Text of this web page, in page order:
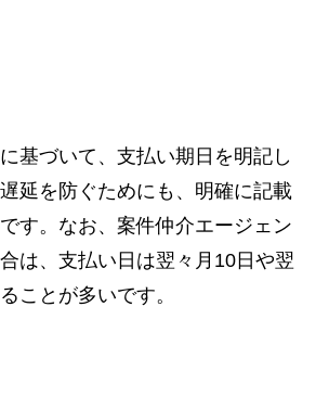
基づいて、支払い期日を明記し
延を防ぐためにも、明確に記載
す。なお、案件仲介エージェン
は、支払い日は翌々月10日や翌
ことが多いです。